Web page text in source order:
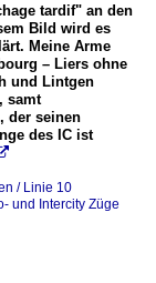
tardif" an den
Bild wird es
Meine Arme
– Liers ohne
und Lintgen
samt
der seinen
des IC ist
/ Linie 10
und Intercity Züge